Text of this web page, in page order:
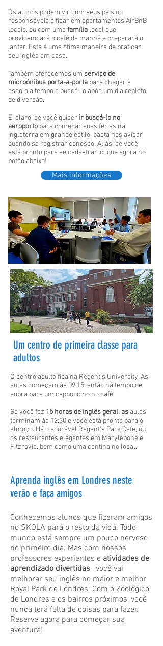
Os alunos podem vir com seus pais ou
responsáveis e ficar em apartamentos AirBnB
locais, ou com uma família local que
providenciará o café da manhã e preparará o
jantar. Esta é uma ótima maneira de praticar
seu inglês em casa.
Também oferecemos um serviço de
microônibus porta-a-porta para chegar à
escola a tempo e buscá-lo após um dia repleto
de diversão.
E, claro, se você quiser ir buscá-lo no
aeroporto para começar suas férias na
Inglaterra em grande estilo, basta nos avisar
quando se registrar conosco. Aliás, se você
está pronto para se cadastrar, clique agora no
botão abaixo!
Mais informações
Um centro de primeira classe para
adultos
O centro adulto fica na Regent's University. As
aulas começam às 09:15, então há tempo de
sobra para um cappuccino no café.
Se você faz 15 horas de inglês geral, as aulas
terminam às 12:30 e você está pronto para o
almoço. Há o adorável Regent's Park Cafe, ou
os restaurantes elegantes em Marylebone e
Fitzrovia, bem como uma cantina no local.
Aprenda inglês em Londres neste
verão e faça amigos
Conhecemos alunos que fizeram amigos
no SKOLA para o resto da vida. Todo
mundo está sempre um pouco nervoso
no primeiro dia. Mas com nossos
professores experientes e atividades de
aprendizado divertidas , você vai
melhorar seu inglês no maior e melhor
Royal Park de Londres. Com o Zoológico
de Londres e os bairros próximos, você
nunca terá falta de coisas para fazer.
Reserve agora para começar sua
aventura!